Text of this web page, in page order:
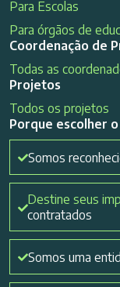
Para Escolas
Para órgãos de
Coordenação de
Todas as
Projetos
Todos os projetos
Porque escolher o
Somos
Destine seus
contratados
Somos uma